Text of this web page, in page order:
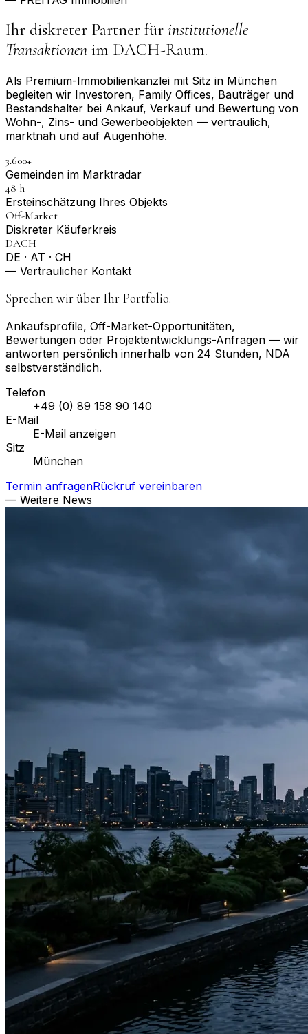
Ihr diskreter Partner für institutionelle
Transaktionen im DACH-Raum.
Als Premium-Immobilienkanzlei mit Sitz in München
begleiten wir Investoren, Family Offices, Bauträger und
Bestandshalter bei Ankauf, Verkauf und Bewertung von
Wohn-, Zins- und Gewerbeobjekten — vertraulich,
marktnah und auf Augenhöhe.
3.600+
Gemeinden im Marktradar
48 h
Erst­einschätzung Ihres Objekts
Off-Market
Diskreter Käuferkreis
DACH
DE · AT · CH
— Vertraulicher Kontakt
Sprechen wir über Ihr Portfolio.
Ankaufsprofile, Off-Market-Opportunitäten,
Bewertungen oder Projektentwicklungs-Anfragen — wir
antworten persönlich innerhalb von 24 Stunden, NDA
selbstverständlich.
Telefon
+49 (0) 89 158 90 140
E-Mail
E-Mail anzeigen
Sitz
München
Termin anfragenRückruf vereinbaren
— Weitere News